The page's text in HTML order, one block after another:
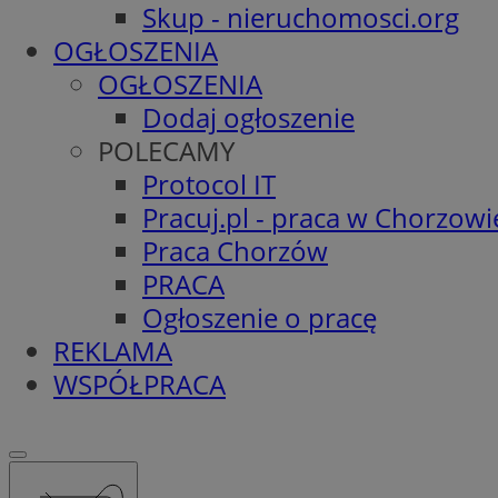
Skup - nieruchomosci.org
OGŁOSZENIA
OGŁOSZENIA
Dodaj ogłoszenie
POLECAMY
Protocol IT
Pracuj.pl - praca w
Praca Chorzów
PRACA
Ogłoszenie o pracę
REKLAMA
WSPÓŁPRACA